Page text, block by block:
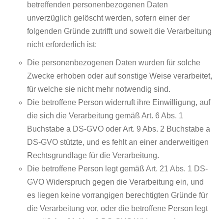
betreffenden personenbezogenen Daten
unverzüglich gelöscht werden, sofern einer der
folgenden Gründe zutrifft und soweit die Verarbeitung
nicht erforderlich ist:
Die personenbezogenen Daten wurden für solche
Zwecke erhoben oder auf sonstige Weise verarbeitet,
für welche sie nicht mehr notwendig sind.
Die betroffene Person widerruft ihre Einwilligung, auf
die sich die Verarbeitung gemäß Art. 6 Abs. 1
Buchstabe a DS-GVO oder Art. 9 Abs. 2 Buchstabe a
DS-GVO stützte, und es fehlt an einer anderweitigen
Rechtsgrundlage für die Verarbeitung.
Die betroffene Person legt gemäß Art. 21 Abs. 1 DS-
GVO Widerspruch gegen die Verarbeitung ein, und
es liegen keine vorrangigen berechtigten Gründe für
die Verarbeitung vor, oder die betroffene Person legt